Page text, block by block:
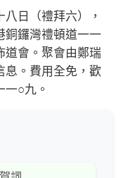
日（禮拜六），
銅鑼灣禮頓道一一
道會。聚會由鄭瑞
息。費用全免，歡
○九。